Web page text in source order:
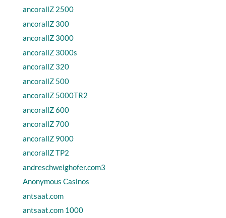
ancorallZ 2500
ancorallZ 300
ancorallZ 3000
ancorallZ 3000s
ancorallZ 320
ancorallZ 500
ancorallZ 5000TR2
ancorallZ 600
ancorallZ 700
ancorallZ 9000
ancorallZ TP2
andreschweighofer.com3
Anonymous Casinos
antsaat.com
antsaat.com 1000